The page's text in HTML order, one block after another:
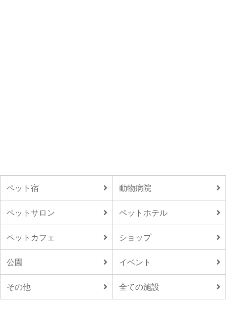
ペット宿 動物病院
ペットサロン ペットホテル
ペットカフェ ショップ
公園 イベント
その他 全ての施設